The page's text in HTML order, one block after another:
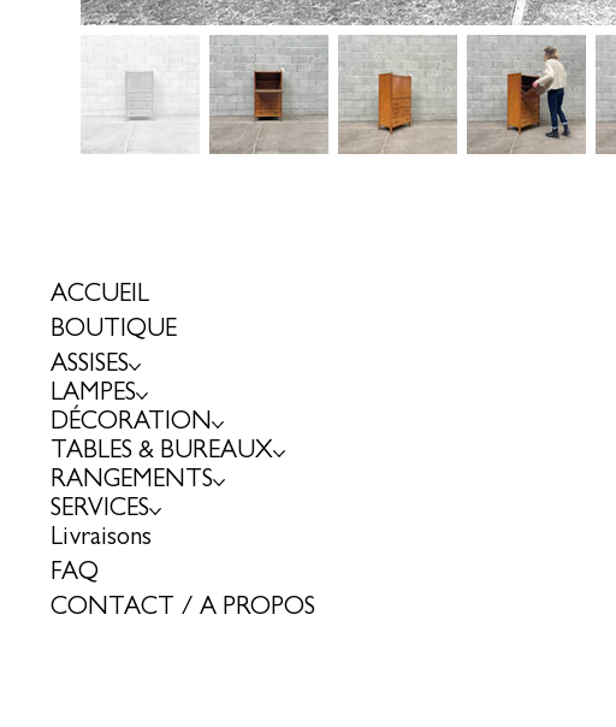
ACCUEIL
BOUTIQUE
ASSISES
LAMPES
DÉCORATION
TABLES & BUREAUX
RANGEMENTS
SERVICES
Livraisons
FAQ
CONTACT / A PROPOS